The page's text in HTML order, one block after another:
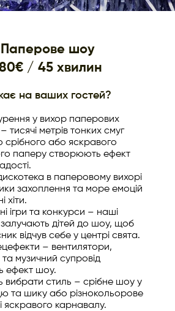
Паперове шоу
/ 45 хвилин
на ваших гостей?
у вихор паперових
тисячі метрів тонких смуг
срібного або яскравого
паперу створюють ефект
в паперовому вихорі
захоплення та море емоцій
хіти.
ігри та конкурси – наші
дітей до шоу, щоб
відчув себе у центрі свята.
– вентилятори,
та музичний супровід
ефект шоу.
вибрати стиль – срібне шоу у
та шику або різнокольорове
яскравого карнавалу.